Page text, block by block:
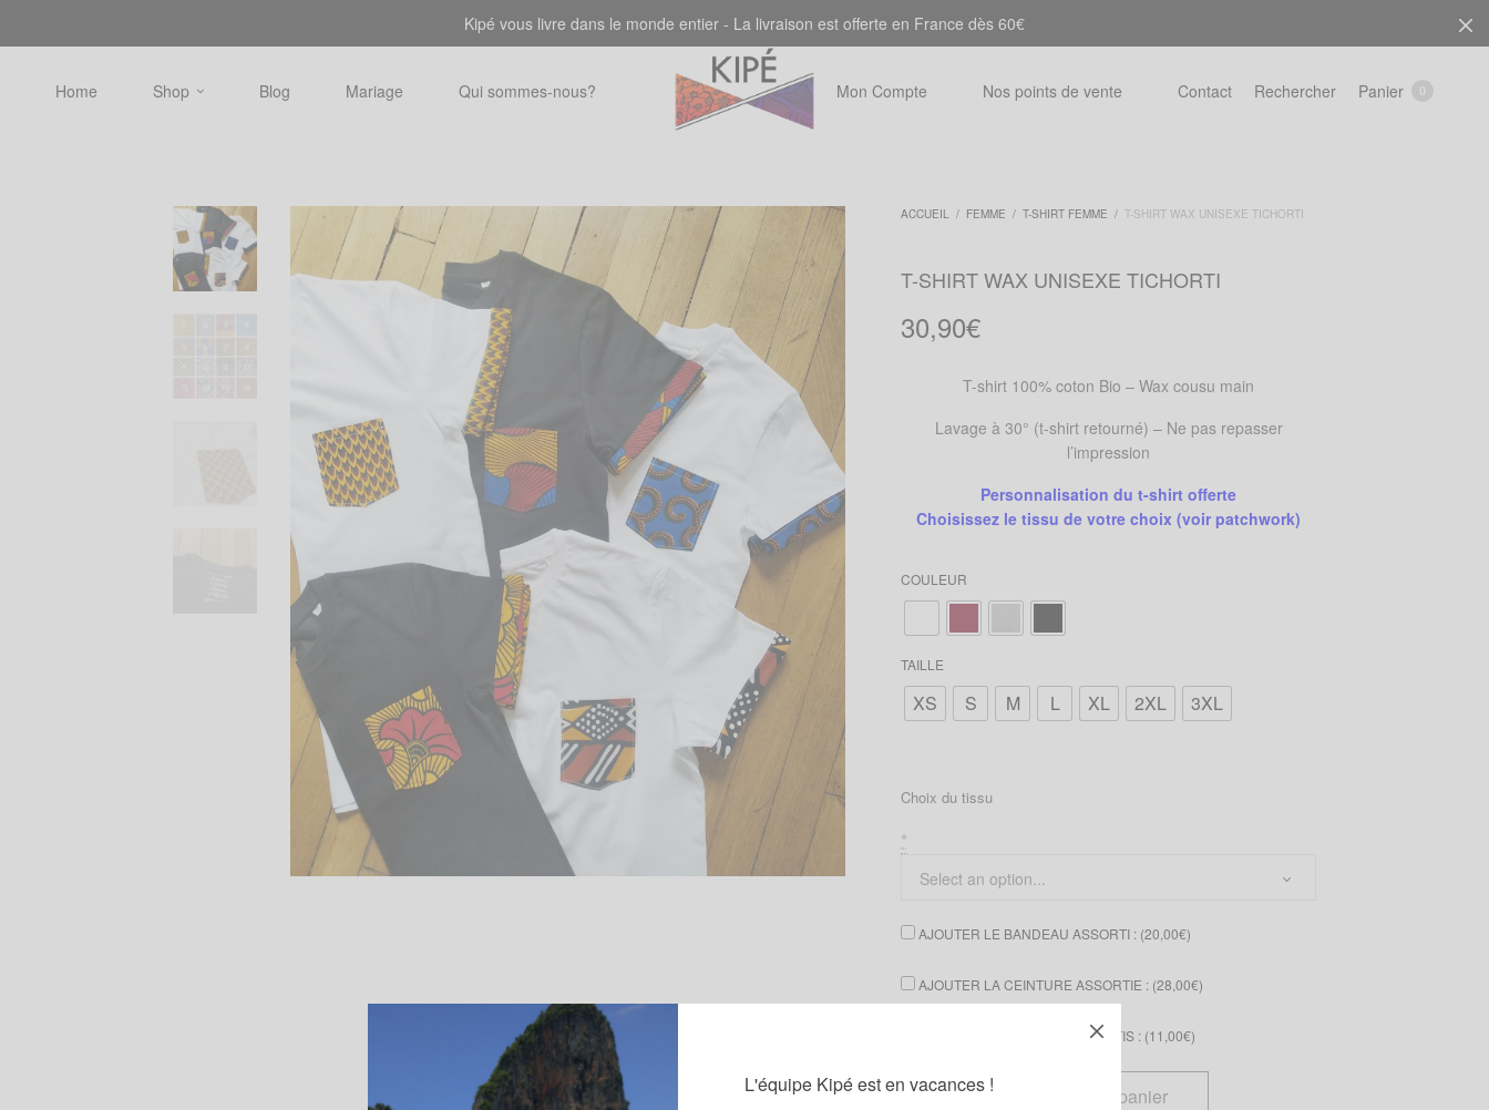
L'équipe Kipé est en vacances !
Kipé vous livre dans le monde entier - La livraison est offerte en France dès 60€
Home Shop Blog Mariage Qui sommes-nous? Mon Compte Nos points de vente Contact Rechercher Panier
ACCUEIL / FEMME / T-SHIRT FEMME / T-SHIRT WAX UNISEXE TICHORTI
T-SHIRT WAX UNISEXE TICHORTI
30,90€
T-shirt 100% coton Bio – Wax cousu main
Lavage à 30° (t-shirt retourné) – Ne pas repasser
l’impression
Personnalisation du t-shirt offerte
Choisissez le tissu de votre choix (voir patchwork)
COULEUR
TAILLE
XS S M L XL 2XL 3XL
Choix du tissu
*
AJOUTER LE BANDEAU ASSORTI : (20,00€)
AJOUTER LA CEINTURE ASSORTIE : (28,00€)
AJOUTER LES LACETS ASSORTIS : (11,00€)
Ajouter au panier